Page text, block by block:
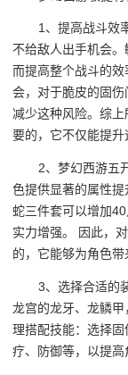
1、提高战斗效
不给敌人出手机会
而提高整个战斗的
会，对于脆皮的固
减少这种风险。综
要的，它不仅能提升
2、梦幻西游五
色提供显著的属性
蛇三件套可以增加
实力增强。 因此，
的，它能够为角色带
3、选择合适的
龙宫的龙牙、龙鳞
理搭配技能：选择
疗、防御等，以提高